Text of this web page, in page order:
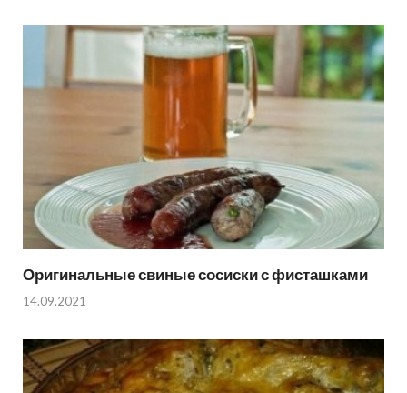
Оригинальные свиные сосиски с фисташками
14.09.2021